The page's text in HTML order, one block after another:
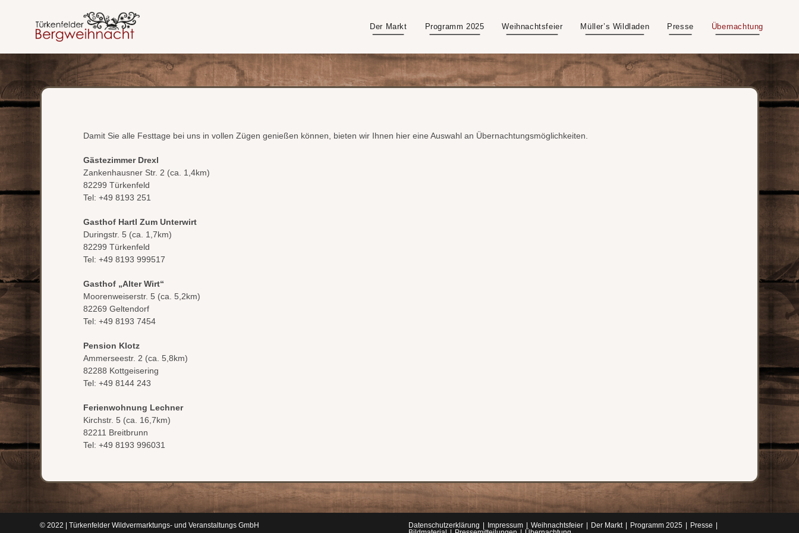
Der Markt Programm 2025 Weihnachtsfeier Müller’s Wildladen Presse Übernachtung
Damit Sie alle Festtage bei uns in vollen Zügen genießen können, bieten wir Ihnen hier eine Auswahl an Übernachtungsmöglichkeiten.
Gästezimmer Drexl
Zankenhausner Str. 2 (ca. 1,4km)
82299 Türkenfeld
Tel: +49 8193 251
Gasthof Hartl Zum Unterwirt
Duringstr. 5 (ca. 1,7km)
82299 Türkenfeld
Tel: +49 8193 999517
Gasthof „Alter Wirt“
Moorenweiserstr. 5 (ca. 5,2km)
82269 Geltendorf
Tel: +49 8193 7454
Pension Klotz
Ammerseestr. 2 (ca. 5,8km)
82288 Kottgeisering
Tel: +49 8144 243
Ferienwohnung Lechner
Kirchstr. 5 (ca. 16,7km)
82211 Breitbrunn
Tel: +49 8193 996031
Datenschutzerklärung Impressum Weihnachtsfeier Der Markt Programm 2025
Presse
© 2022 | Türkenfelder Wildvermarktungs- und Veranstaltungs GmbH